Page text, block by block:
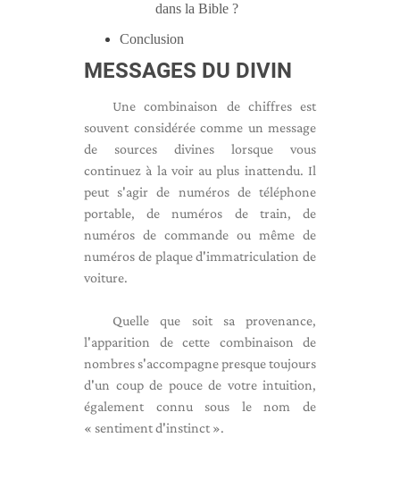
dans la Bible ?
Conclusion
MESSAGES DU DIVIN
Une combinaison de chiffres est
souvent considérée comme un message
de sources divines lorsque vous
continuez à la voir au plus inattendu. Il
peut s'agir de numéros de téléphone
portable, de numéros de train, de
numéros de commande ou même de
numéros de plaque d'immatriculation de
voiture.
Quelle que soit sa provenance,
l'apparition de cette combinaison de
nombres s'accompagne presque toujours
d'un coup de pouce de votre intuition,
également connu sous le nom de
« sentiment d'instinct ».